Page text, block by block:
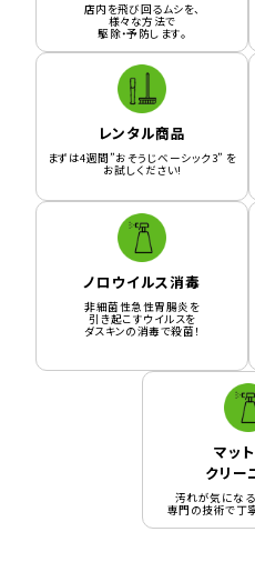
店内を飛び回るムシを、
様々な方法で
駆除・予防します。
レンタル商品
まずは4週間”おそうじベーシック3” を
お試しください!
ノロウイルス消毒
非細菌性急性胃腸炎を
引き起こすウイルスを
ダスキンの消毒で殺菌！
マッ
クリー
汚れが気になる
専門の技術で丁